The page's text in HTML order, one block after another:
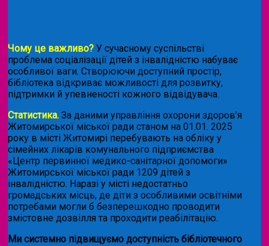
Чому це важливо? У сучасному суспільстві
проблема соціалізації дітей з інвалідністю набуває
особливої ваги. Створюючи доступний простір,
бібліотека відкриває можливості для розвитку,
підтримки й упевненості кожного відвідувача.
Статистика. За даними управління охорони здоров’я
Житомирської міської ради станом на 01.01. 2025
року в місті Житомирі перебувають на обліку у
сімейних лікарів комунального підприємства
«Центр первинної медико-санітарної допомоги»
Житомирської міської ради 1209 дітей з
інвалідністю. Наразі у місті недостатньо
громадських місць, де діти з особливими освітніми
потребами могли б безперешкодно проводити
змістовне дозвілля та проходити реабілітацію.
Ми системно підвищуємо доступність бібліотечного